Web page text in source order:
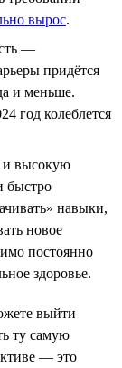
вырос.
—
придётся
и меньше.
год колеблется
и высокую
быстро
навыки,
новое
постоянно
здоровье.
выйти
ту самую
— это